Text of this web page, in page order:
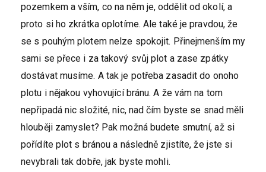
pozemkem a vším, co na něm je, oddělit od okolí, a
proto si ho zkrátka oplotíme. Ale také je pravdou, že
se s pouhým plotem nelze spokojit. Přinejmenším my
sami se přece i za takový svůj plot a zase zpátky
dostávat musíme. A tak je potřeba zasadit do onoho
plotu i nějakou vyhovující bránu. A že vám na tom
nepřipadá nic složité, nic, nad čím byste se snad měli
hlouběji zamyslet? Pak možná budete smutní, až si
pořídíte plot s bránou a následně zjistíte, že jste si
nevybrali tak dobře, jak byste mohli.